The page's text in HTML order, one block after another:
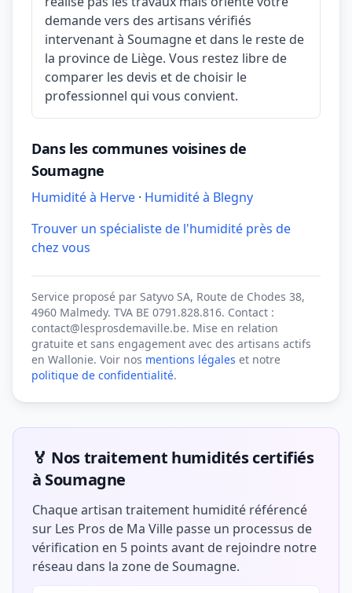
demande vers des artisans vérifiés
intervenant à Soumagne et dans le reste de
la province de Liège. Vous restez libre de
comparer les devis et de choisir le
professionnel qui vous convient.
Dans les communes voisines de
Soumagne
Humidité à Herve · Humidité à Blegny
Trouver un spécialiste de l'humidité près de
chez vous
Service proposé par Satyvo SA, Route de Chodes 38,
4960 Malmedy. TVA BE 0791.828.816. Contact :
contact@lesprosdemaville.be. Mise en relation
gratuite et sans engagement avec des artisans actifs
en Wallonie. Voir nos mentions légales et notre
politique de confidentialité.
🏅 Nos traitement humidités certifiés
à Soumagne
Chaque artisan traitement humidité référencé
sur Les Pros de Ma Ville passe un processus de
vérification en 5 points avant de rejoindre notre
réseau dans la zone de Soumagne.